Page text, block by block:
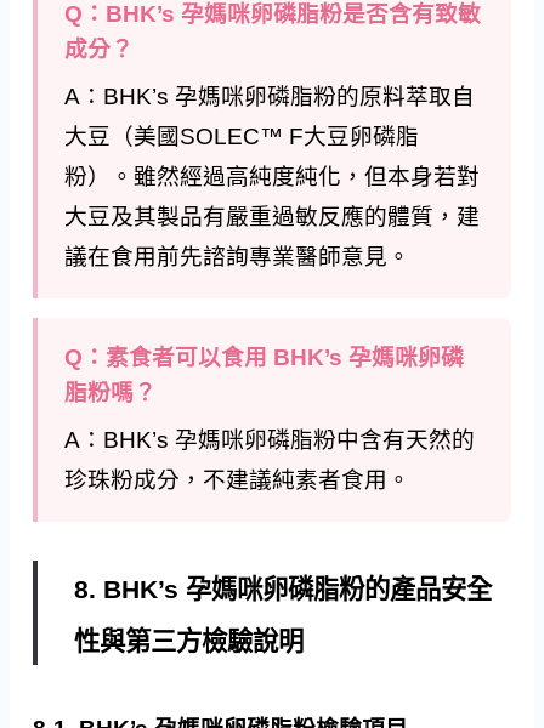
Q：BHK’s 孕媽咪卵磷脂粉是否含有致敏
成分？
A：BHK’s 孕媽咪卵磷脂粉的原料萃取自
大豆（美國SOLEC™ F大豆卵磷脂
粉）。雖然經過高純度純化，但本身若對
大豆及其製品有嚴重過敏反應的體質，建
議在食用前先諮詢專業醫師意見。
Q：素食者可以食用 BHK’s 孕媽咪卵磷
脂粉嗎？
A：BHK’s 孕媽咪卵磷脂粉中含有天然的
珍珠粉成分，不建議純素者食用。
8. BHK’s 孕媽咪卵磷脂粉的產品安全
性與第三方檢驗說明